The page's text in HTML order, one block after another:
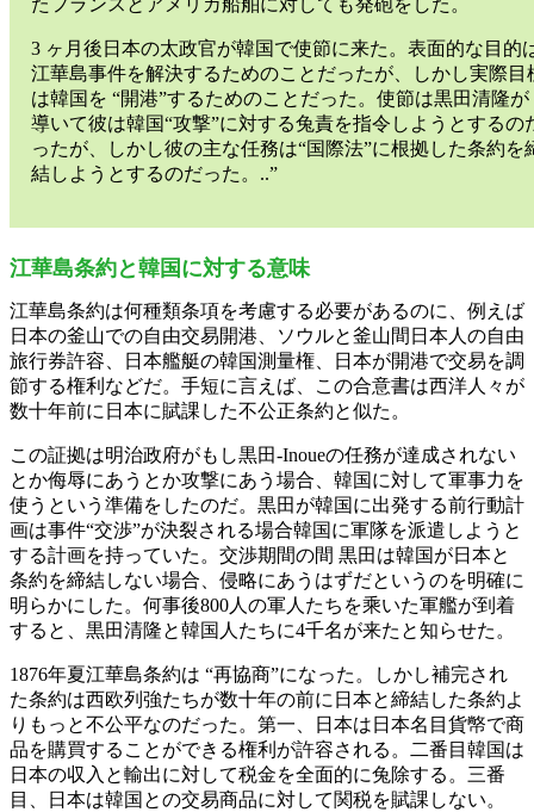
たフランスとアメリカ船舶に対しても発砲をした。
3 ヶ月後日本の太政官が韓国で使節に来た。表面的な目的
江華島事件を解決するためのことだったが、しかし実際目
は韓国を “開港”するためのことだった。使節は黒田清隆が
導いて彼は韓国“攻撃”に対する兔責を指令しようとするの
ったが、しかし彼の主な任務は“国際法”に根拠した条約を
結しようとするのだった。..”
江華島条約と韓国に対する意味
江華島条約は何種類条項を考慮する必要があるのに、例えば
日本の釜山での自由交易開港、ソウルと釜山間日本人の自由
旅行券許容、日本艦艇の韓国測量権、日本が開港で交易を調
節する権利などだ。手短に言えば、この合意書は西洋人々が
数十年前に日本に賦課した不公正条約と似た。
この証拠は明治政府がもし黒田-Inoueの任務が達成されない
とか侮辱にあうとか攻撃にあう場合、韓国に対して軍事力を
使うという準備をしたのだ。黒田が韓国に出発する前行動計
画は事件“交渉”が決裂される場合韓国に軍隊を派遣しようと
する計画を持っていた。交渉期間の間 黒田は韓国が日本と
条約を締結しない場合、侵略にあうはずだというのを明確に
明らかにした。何事後800人の軍人たちを乘いた軍艦が到着
すると、黒田清隆と韓国人たちに4千名が来たと知らせた。
1876年夏江華島条約は “再協商”になった。しかし補完され
た条約は西欧列強たちが数十年の前に日本と締結した条約よ
りもっと不公平なのだった。第一、日本は日本名目貨幤で商
品を購買することができる権利が許容される。二番目韓国は
日本の収入と輸出に対して税金を全面的に兔除する。三番
目、日本は韓国との交易商品に対して関税を賦課しない。